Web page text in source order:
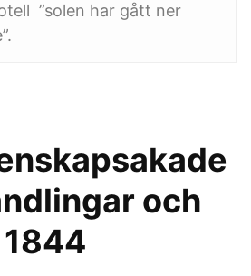
”solen har gått ner
och